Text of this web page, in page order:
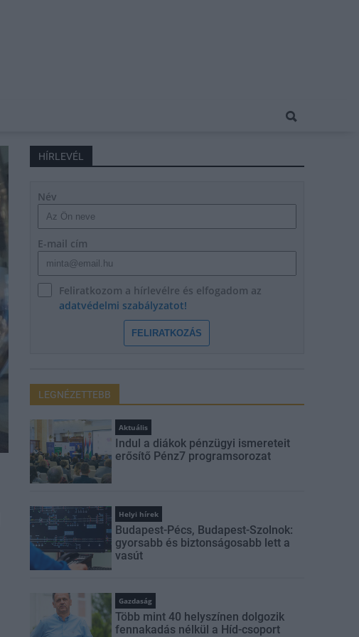
HÍRLEVÉL
Név
E-mail cím
Feliratkozom a hírlevélre és elfogadom az
adatvédelmi szabályzatot!
FELIRATKOZÁS
LEGNÉZETTEBB
Aktuális
Indul a diákok pénzügyi ismereteit
erősítő Pénz7 programsorozat
Helyi hírek
Budapest-Pécs, Budapest-Szolnok:
gyorsabb és biztonságosabb lett a
vasút
Gazdaság
Több mint 40 helyszínen dolgozik
fennakadás nélkül a Híd-csoport